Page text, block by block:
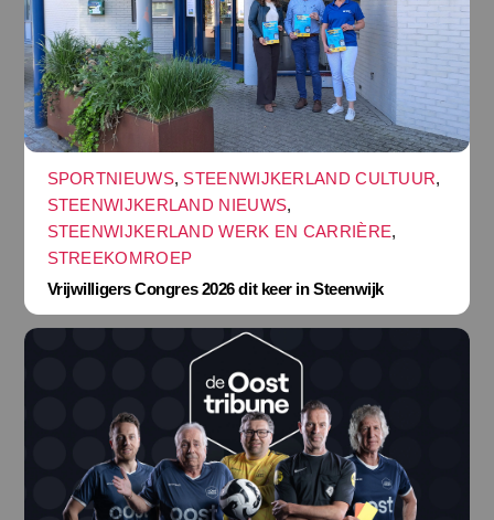
SPORTNIEUWS, STEENWIJKERLAND CULTUUR,
STEENWIJKERLAND NIEUWS,
STEENWIJKERLAND WERK EN CARRIÈRE,
STREEKOMROEP
Vrijwilligers Congres 2026 dit keer in Steenwijk